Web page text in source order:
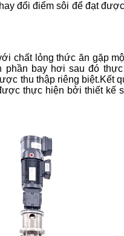
đổi điểm sôi để đạt
chất lỏng thức ăn gặp
bay hơi sau đó
thu thập riêng biệt.Kết
thực hiện bởi thiết kế